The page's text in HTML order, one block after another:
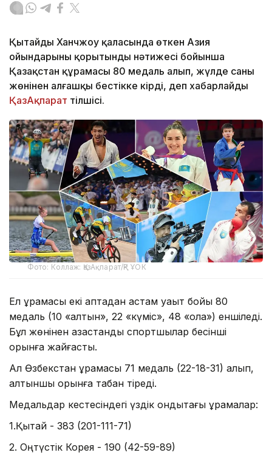
Қытайдың Ханчжоу қаласында өткен Азия
ойындарының қорытынды нәтижесі бойынша
Қазақстан құрамасы 80 медаль алып, жүлде саны
жөнінен алғашқы бестікке кірді, деп хабарлайды
ҚазАқпарат тілшісі.
Фото: Коллаж: ҚазАқпарат/ҚР ҰОК
Ел құрамасы екі аптадан астам уақыт бойы 80
медаль (10 «алтын», 22 «күміс», 48 «қола») еншіледі.
Бұл жөнінен қазақстандық спортшылар бесінші
орынға жайғасты.
Ал Өзбекстан құрамасы 71 медаль (22-18-31) алып,
алтыншы орынға табан тіреді.
Медальдар кестесіндегі үздік ондықтағы құрамалар:
1.Қытай - 383 (201-111-71)
2. Оңтүстік Корея - 190 (42-59-89)